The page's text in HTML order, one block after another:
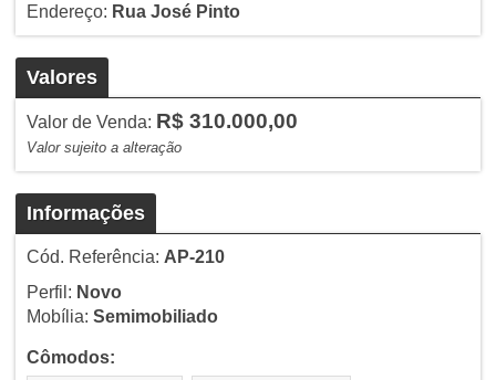
Endereço: Rua José Pinto
Valores
Valor de Venda: R$ 310.000,00
Valor sujeito a alteração
Informações
Cód. Referência: AP-210
Perfil: Novo
Mobília: Semimobiliado
Cômodos: